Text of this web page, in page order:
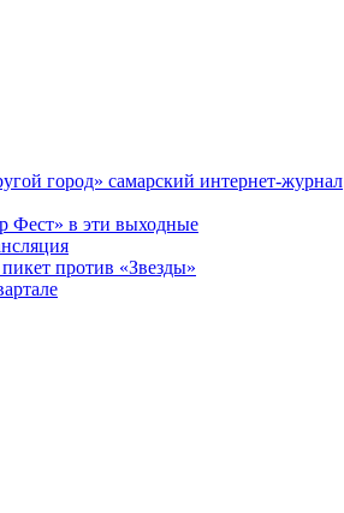
город» самарский интернет-журнал
Фест» в эти выходные
против «Звезды»